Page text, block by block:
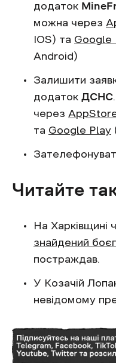
додаток
можна через
IOS) та Google
Android)
Залишити
додаток ДСНС
через
та Google Play
Читайте
На Харківщині
знайдений
постраждав.
У Козачій
невідомому